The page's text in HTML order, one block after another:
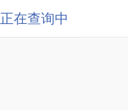
正在查询中